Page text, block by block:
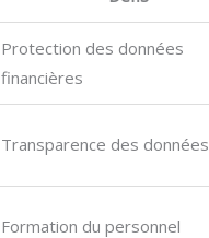
Protection des données
financières
Transparence des données
Formation du personnel